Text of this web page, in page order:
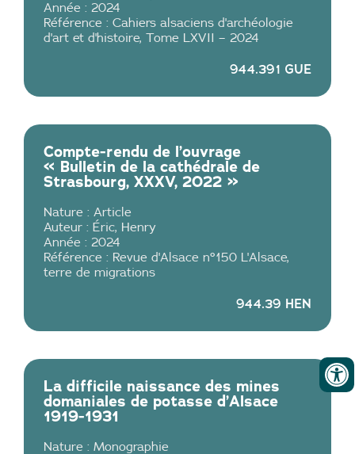
Année : 2024
Référence : Cahiers alsaciens d'archéologie
d'art et d'histoire, Tome LXVII – 2024
944.391 GUE
Compte-rendu de l’ouvrage
« Bulletin de la cathédrale de
Strasbourg, XXXV, 2022 »
Nature : Article
Auteur : Éric, Henry
Année : 2024
Référence : Revue d'Alsace n°150 L'Alsace,
terre de migrations
944.39 HEN
La difficile naissance des mines
domaniales de potasse d’Alsace
1919-1931
Nature : Monographie